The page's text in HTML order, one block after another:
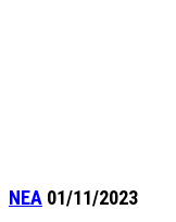
ΝΕΑ 01/11/2023